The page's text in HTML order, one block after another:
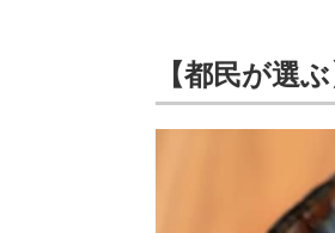
【都民が選